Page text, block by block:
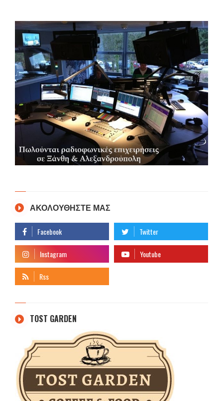
ΑΚΟΛΟΥΘΗΣΤΕ ΜΑΣ
TOST GARDEN